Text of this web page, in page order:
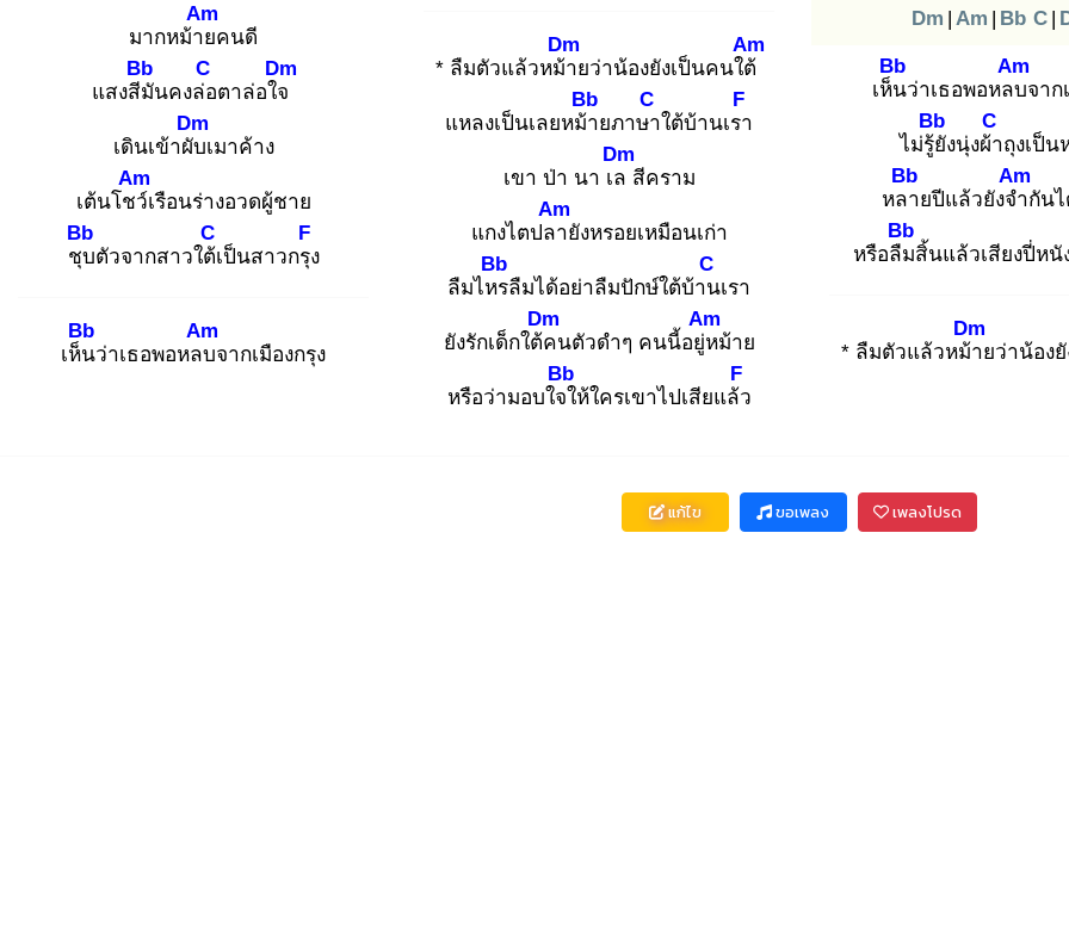
มากหม้าย
Am
คนดี
แสงสีมั
Bb
นคงล่อ
C
ตาล่อใจ
Dm
เดินเข้าผับ
Dm
เมาค้าง
เต้นโชว์
Am
เรือนร่างอวดผู้ชาย
ชุบ
Bb
ตัวจากสาวใต้เ
C
ป็นสาวกรุง
F
เห็น
Bb
ว่าเธอพอหลบ
Am
จากเมืองกรุง
* ลืมตัวแล้วหม้า
Dm
ยว่าน้องยังเป็นคนใต้
Am
แหลงเป็นเลยหม้า
Bb
ยภาษา
C
ใต้บ้านเรา
F
เขา ป่า นา เล
Dm
สีคราม
แกงไตปลา
Am
ยังหรอยเหมือนเก่า
ลืมไหร
Bb
ลืมได้อย่าลืมปักษ์ใต้บ้าน
C
เรา
ยังรักเด็กใต้ค
Dm
นตัวดำๆ คนนี้อยู่ห
Am
ม้าย
หรือว่ามอบใจใ
Bb
ห้ใครเขาไปเสียแล้ว
F
Dm | Am | Bb C |
เห็น
Bb
ว่าเธอพอหลบ
Am
จาก
ไม่รู้ยั
Bb
งนุ่งผ้า
C
ถุงเป็น
หลา
Bb
ยปีแล้วยังจำ
Am
กัน
หรือลืม
Bb
สิ้นแล้วเสียงปี่หนั
* ลืมตัวแล้วหม้า
Dm
ยว่าน้อง
แก้ไข ขอเพลง เพลงโปรด